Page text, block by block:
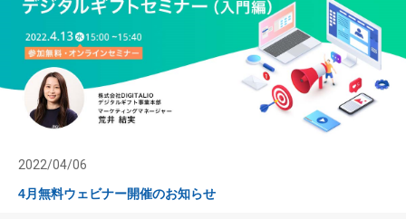
2022/04/06
4月無料ウェビナー開催のお知らせ